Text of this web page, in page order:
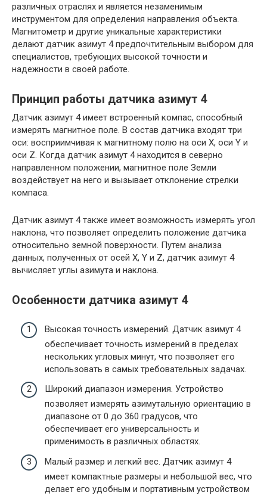
различных отраслях и является незаменимым
инструментом для определения направления объекта.
Магнитометр и другие уникальные характеристики
делают датчик азимут 4 предпочтительным выбором для
специалистов, требующих высокой точности и
надежности в своей работе.
Принцип работы датчика азимут 4
Датчик азимут 4 имеет встроенный компас, способный
измерять магнитное поле. В состав датчика входят три
оси: восприимчивая к магнитному полю на оси Х, оси Y и
оси Z. Когда датчик азимут 4 находится в северно
направленном положении, магнитное поле Земли
воздействует на него и вызывает отклонение стрелки
компаса.
Датчик азимут 4 также имеет возможность измерять угол
наклона, что позволяет определить положение датчика
относительно земной поверхности. Путем анализа
данных, полученных от осей X, Y и Z, датчик азимут 4
вычисляет углы азимута и наклона.
Особенности датчика азимут 4
Высокая точность измерений. Датчик азимут 4
обеспечивает точность измерений в пределах
нескольких угловых минут, что позволяет его
использовать в самых требовательных задачах.
Широкий диапазон измерения. Устройство
позволяет измерять азимутальную ориентацию в
диапазоне от 0 до 360 градусов, что
обеспечивает его универсальность и
применимость в различных областях.
Малый размер и легкий вес. Датчик азимут 4
имеет компактные размеры и небольшой вес, что
делает его удобным и портативным устройством